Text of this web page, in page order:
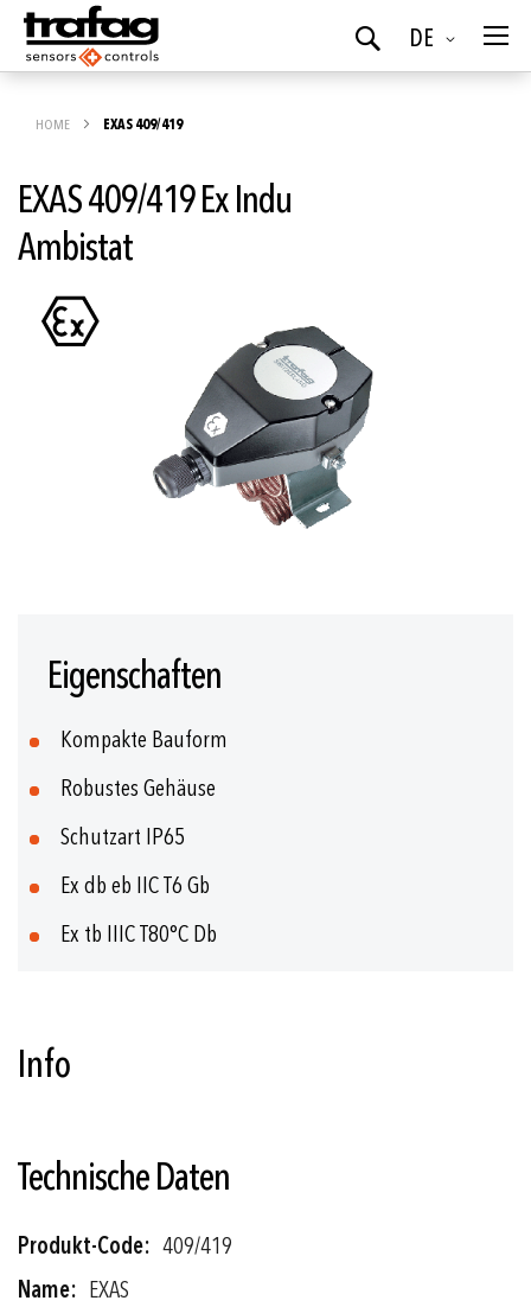
Sprache
DE
Suchen
HOME EXAS 409/419
EXAS 409/419 Ex Indu
Ambistat
Ende
Bildgalerie
Eigenschaften
Kompakte Bauform
Robustes Gehäuse
Schutzart IP65
Ex db eb IIC T6 Gb
Ex tb IIIC T80°C Db
Info
Technische Daten
Weitere
Informationen
409/419
EXAS